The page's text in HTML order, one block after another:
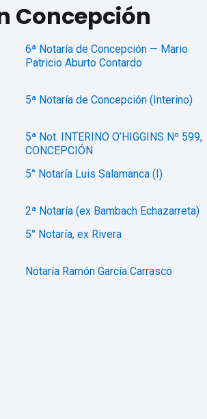
Concepción
6ª Notaría de Concepción — Mario
Patricio Aburto Contardo
5ª Notaría de Concepción (Interino)
5ª Not. INTERINO O’HIGGINS Nº 599,
CONCEPCIÓN
5° Notaría Luis Salamanca (I)
2ª Notaría (ex Bambach Echazarreta)
5° Notaría, ex Rivera
Notaría Ramón García Carrasco